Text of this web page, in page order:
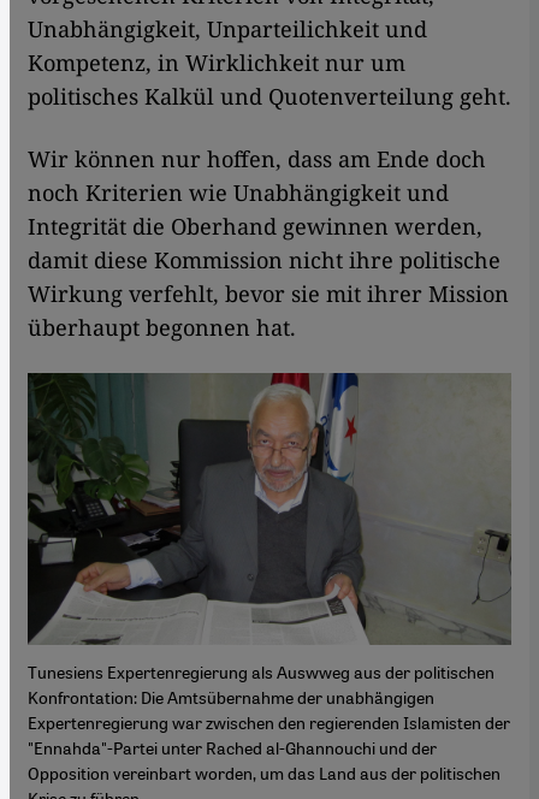
Unabhängigkeit, Unparteilichkeit und
Kompetenz, in Wirklichkeit nur um
politisches Kalkül und Quotenverteilung geht.
Wir können nur hoffen, dass am Ende doch
noch Kriterien wie Unabhängigkeit und
Integrität die Oberhand gewinnen werden,
damit diese Kommission nicht ihre politische
Wirkung verfehlt, bevor sie mit ihrer Mission
überhaupt begonnen hat.
Tunesiens Expertenregierung als Auswweg aus der politischen
Konfrontation: Die Amtsübernahme der unabhängigen
Expertenregierung war zwischen den regierenden Islamisten der
"Ennahda"-Partei unter Rached al-Ghannouchi und der
Opposition vereinbart worden, um das Land aus der politischen